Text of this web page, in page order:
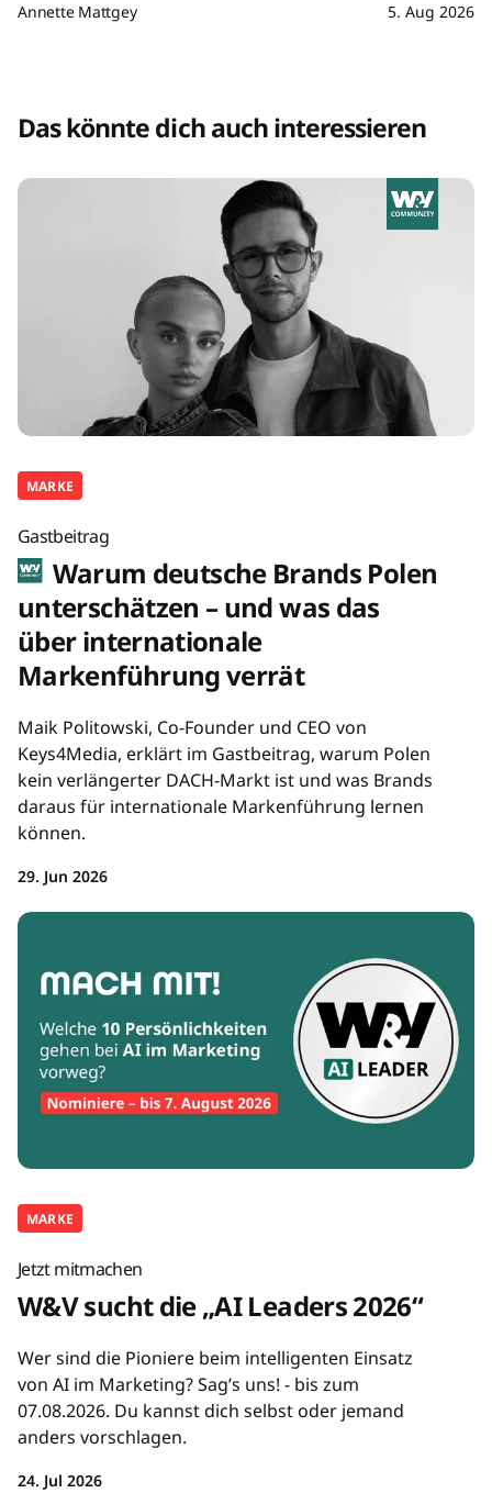
Annette Mattgey 5. Aug 2026
Das könnte dich auch interessieren
MARKE
Gastbeitrag
Warum deutsche Brands Polen
unterschätzen – und was das
über internationale
Markenführung verrät
Maik Politowski, Co-Founder und CEO von
Keys4Media, erklärt im Gastbeitrag, warum Polen
kein verlängerter DACH-Markt ist und was Brands
daraus für internationale Markenführung lernen
können.
29. Jun 2026
MARKE
Jetzt mitmachen
W&V sucht die „AI Leaders 2026“
Wer sind die Pioniere beim intelligenten Einsatz
von AI im Marketing? Sag’s uns! - bis zum
07.08.2026. Du kannst dich selbst oder jemand
anders vorschlagen.
24. Jul 2026